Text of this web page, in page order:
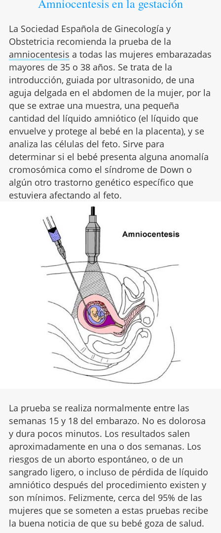
Amniocentesis en la gestación
La Sociedad Española de Ginecología y
Obstetricia recomienda la prueba de la
amniocentesis a todas las mujeres embarazadas
mayores de 35 o 38 años. Se trata de la
introducción, guiada por ultrasonido, de una
aguja delgada en el abdomen de la mujer, por la
que se extrae una muestra, una pequeña
cantidad del líquido amniótico (el líquido que
envuelve y protege al bebé en la placenta), y se
analiza las células del feto. Sirve para
determinar si el bebé presenta alguna anomalía
cromosómica como el síndrome de Down o
algún otro trastorno genético específico que
estuviera afectando al feto.
La prueba se realiza normalmente entre las
semanas 15 y 18 del embarazo. No es dolorosa
y dura pocos minutos. Los resultados salen
aproximadamente en una o dos semanas. Los
riesgos de un aborto espontáneo, o de un
sangrado ligero, o incluso de pérdida de líquido
amniótico después del procedimiento existen y
son mínimos. Felizmente, cerca del 95% de las
mujeres que se someten a estas pruebas recibe
la buena noticia de que su bebé goza de salud.